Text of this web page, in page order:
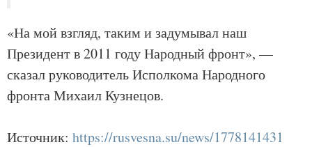
«На мой взгляд, таким и задумывал наш
Президент в 2011 году Народный фронт», —
сказал руководитель Исполкома Народного
фронта Михаил Кузнецов.
Источник: https://rusvesna.su/news/1778141431